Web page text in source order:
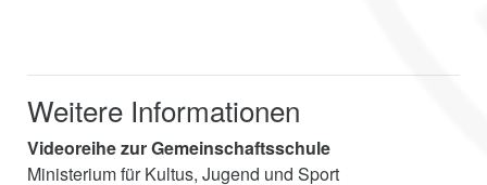
Weitere Informationen
Videoreihe zur Gemeinschaftsschule
Ministerium für Kultus, Jugend und Sport